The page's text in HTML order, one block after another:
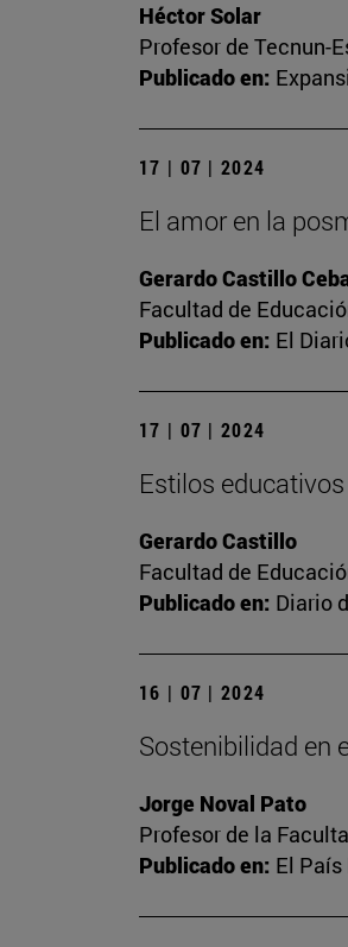
Héctor Solar
Profesor de Tecnun-
Publicado en:
17 | 07 | 2024
El amor en la
Gerardo Castillo
Facultad de
Publicado en: El
17 | 07 | 2024
Estilos educativos
Gerardo Castillo
Facultad de
Publicado en: Diario
16 | 07 | 2024
Sostenibilidad en
Jorge Noval Pato
Profesor de la
Publicado en: El